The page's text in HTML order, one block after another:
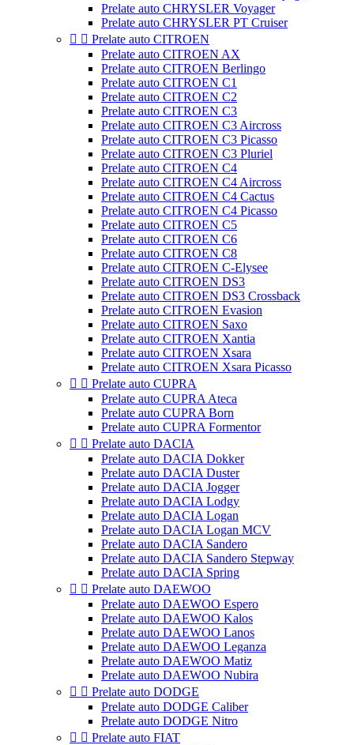
Prelate auto CHRYSLER Voyager
Prelate auto CHRYSLER PT Cruiser
  Prelate auto CITROEN
Prelate auto CITROEN AX
Prelate auto CITROEN Berlingo
Prelate auto CITROEN C1
Prelate auto CITROEN C2
Prelate auto CITROEN C3
Prelate auto CITROEN C3 Aircross
Prelate auto CITROEN C3 Picasso
Prelate auto CITROEN C3 Pluriel
Prelate auto CITROEN C4
Prelate auto CITROEN C4 Aircross
Prelate auto CITROEN C4 Cactus
Prelate auto CITROEN C4 Picasso
Prelate auto CITROEN C5
Prelate auto CITROEN C6
Prelate auto CITROEN C8
Prelate auto CITROEN C-Elysee
Prelate auto CITROEN DS3
Prelate auto CITROEN DS3 Crossback
Prelate auto CITROEN Evasion
Prelate auto CITROEN Saxo
Prelate auto CITROEN Xantia
Prelate auto CITROEN Xsara
Prelate auto CITROEN Xsara Picasso
  Prelate auto CUPRA
Prelate auto CUPRA Ateca
Prelate auto CUPRA Born
Prelate auto CUPRA Formentor
  Prelate auto DACIA
Prelate auto DACIA Dokker
Prelate auto DACIA Duster
Prelate auto DACIA Jogger
Prelate auto DACIA Lodgy
Prelate auto DACIA Logan
Prelate auto DACIA Logan MCV
Prelate auto DACIA Sandero
Prelate auto DACIA Sandero Stepway
Prelate auto DACIA Spring
  Prelate auto DAEWOO
Prelate auto DAEWOO Espero
Prelate auto DAEWOO Kalos
Prelate auto DAEWOO Lanos
Prelate auto DAEWOO Leganza
Prelate auto DAEWOO Matiz
Prelate auto DAEWOO Nubira
  Prelate auto DODGE
Prelate auto DODGE Caliber
Prelate auto DODGE Nitro
  Prelate auto FIAT